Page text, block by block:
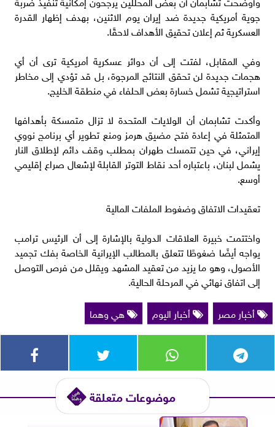
جوية أمريكية جديدة ضد إيران يوم الاثنين، بهدف إظهار القدرة
العسكرية ثم إعلان تحقيق الأهداف لاحقًا.
وفي المقابل، لفتت إلى أن دوائر عسكرية أمريكية ترى أن أي
هجمات جديدة لن تحقق النتائج المرجوة، بل قد تؤدي إلى مخاطر
استراتيجية تشمل خسارة بعض الحلفاء في منطقة الخليج.
وأكدت تشابمان أن الولايات المتحدة لا تزال متمسكة بأهدافها
المتمثلة في إعادة فتح مضيق هرمز ومنع تطوير أي برنامج نووي
إيراني، في حين تتمسك طهران بمطلب وقف دائم لإطلاق النار
يشمل لبنان، باعتباره أحد نقاط التوتر القابلة لإشعال صراع إقليمي
أوسع.
تعقيدات الاتفاق وضغوط الملفات المالية
واختتمت خبيرة العلاقات الدولية بالإشارة إلى أن الرئيس ترامب
يواجه أيضًا ضغوطًا تتعلق بالمطالب الإيرانية الخاصة بفك تجميد
الأصول، وهو ما يزيد من تعقيد المشهد ويقلل من فرص التوصل
إلى اتفاق نهائي في المرحلة الحالية.
أخبار مصر
أخبار اليوم هي وهما
موضوعات متعلقة